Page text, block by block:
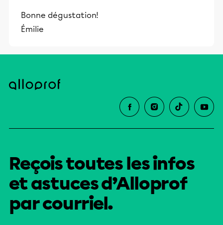
enfants, la slush maison – beaucoup
Bonne dégustation!
Émilie
Reçois toutes les infos
et astuces d’Alloprof
par courriel.